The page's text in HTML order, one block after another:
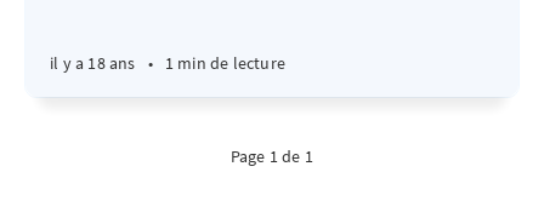
il y a 18 ans • 1 min de lecture
Page 1 de 1